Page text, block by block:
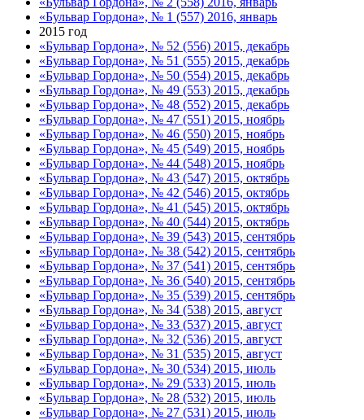
«Бульвар Гордона», № 1 (557) 2016, январь
2015 год
«Бульвар Гордона», № 52 (556) 2015, декабрь
«Бульвар Гордона», № 51 (555) 2015, декабрь
«Бульвар Гордона», № 50 (554) 2015, декабрь
«Бульвар Гордона», № 49 (553) 2015, декабрь
«Бульвар Гордона», № 48 (552) 2015, декабрь
«Бульвар Гордона», № 47 (551) 2015, ноябрь
«Бульвар Гордона», № 46 (550) 2015, ноябрь
«Бульвар Гордона», № 45 (549) 2015, ноябрь
«Бульвар Гордона», № 44 (548) 2015, ноябрь
«Бульвар Гордона», № 43 (547) 2015, октябрь
«Бульвар Гордона», № 42 (546) 2015, октябрь
«Бульвар Гордона», № 41 (545) 2015, октябрь
«Бульвар Гордона», № 40 (544) 2015, октябрь
«Бульвар Гордона», № 39 (543) 2015, сентябрь
«Бульвар Гордона», № 38 (542) 2015, сентябрь
«Бульвар Гордона», № 37 (541) 2015, сентябрь
«Бульвар Гордона», № 36 (540) 2015, сентябрь
«Бульвар Гордона», № 35 (539) 2015, сентябрь
«Бульвар Гордона», № 34 (538) 2015, август
«Бульвар Гордона», № 33 (537) 2015, август
«Бульвар Гордона», № 32 (536) 2015, август
«Бульвар Гордона», № 31 (535) 2015, август
«Бульвар Гордона», № 30 (534) 2015, июль
«Бульвар Гордона», № 29 (533) 2015, июль
«Бульвар Гордона», № 28 (532) 2015, июль
«Бульвар Гордона», № 27 (531) 2015, июль